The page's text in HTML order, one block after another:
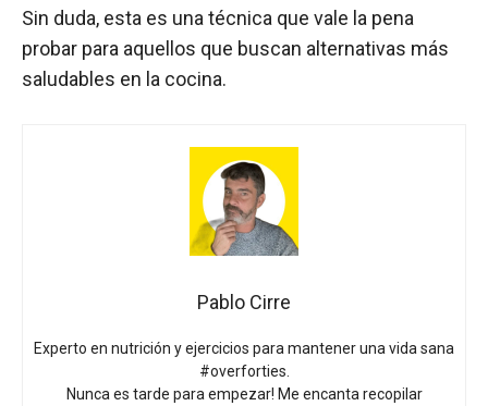
Sin duda, esta es una técnica que vale la pena
probar para aquellos que buscan alternativas más
saludables en la cocina.
Pablo Cirre
Experto en nutrición y ejercicios para mantener una vida sana
#overforties.
Nunca es tarde para empezar! Me encanta recopilar